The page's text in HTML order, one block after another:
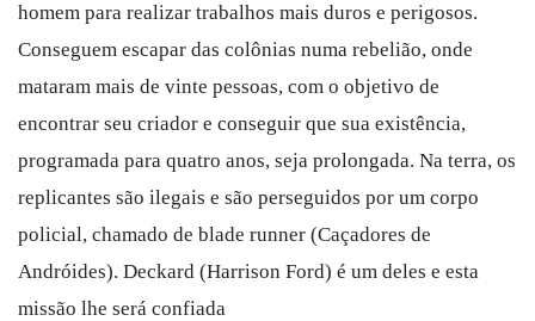
homem para realizar trabalhos mais duros e perigosos.
Conseguem escapar das colônias numa rebelião, onde
mataram mais de vinte pessoas, com o objetivo de
encontrar seu criador e conseguir que sua existência,
programada para quatro anos, seja prolongada. Na terra, os
replicantes são ilegais e são perseguidos por um corpo
policial, chamado de blade runner (Caçadores de
Andróides). Deckard (Harrison Ford) é um deles e esta
missão lhe será confiada